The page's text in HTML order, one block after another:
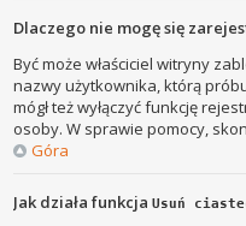
Dlaczego nie mogę się
Być może właściciel witryny
nazwy użytkownika, którą
mógł też wyłączyć funkcję
osoby. W sprawie pomocy,
Góra
Jak działa funkcjaUsuń